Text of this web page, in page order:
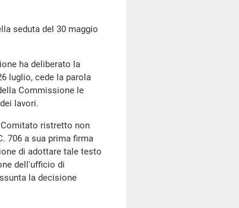
seduta del 30 maggio
ha deliberato la
luglio, cede la parola
Commissione le
lavori.
ristretto non
706 a sua prima firma
di adottare tale testo
dell'ufficio di
la decisione